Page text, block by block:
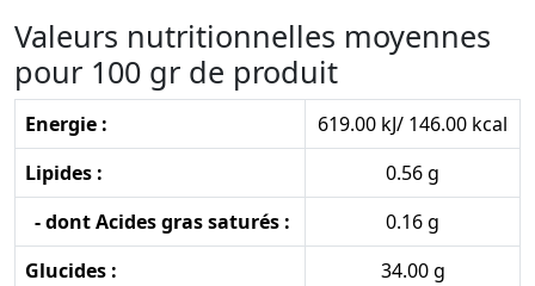
Valeurs nutritionnelles moyennes
pour 100 gr de produit
Energie :
619.00 kJ/ 146.00 kcal
Lipides :
0.56 g
- dont Acides gras saturés :
0.16 g
Glucides :
34.00 g